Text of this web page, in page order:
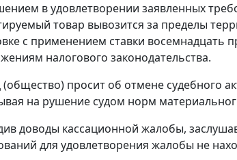
в удовлетворении заявленных
товар вывозится за пределы
с применением ставки восемнадцать
налогового законодательства.
просит об отмене судебного
на рушение судом норм
доводы кассационной жалобы,
для удовлетворения жалобы не